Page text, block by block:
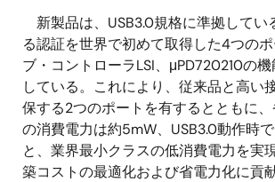
新製品は、USB3.0規格に準拠してい
る認証を世界で初めて取得した4つの
ブ・コントローラLSI、μPD720210の
している。これにより、従来品と高い
保する2つのポートを有するとともに
の消費電力は約5mW、USB3.0動作時
と、業界最小クラスの低消費電力を実
築コストの最適化および省電力化に貢献